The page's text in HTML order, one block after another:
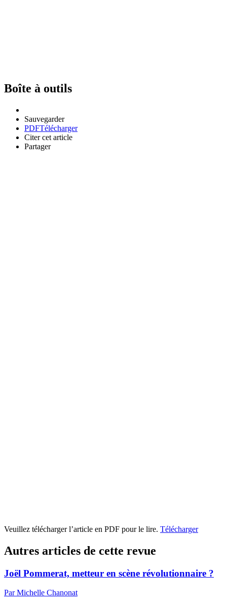
Boîte à outils
Sauvegarder
PDFTélécharger
Citer cet article
Partager
Veuillez télécharger l’article en PDF pour le lire. Télécharger
Autres articles de cette revue
Joël Pommerat, metteur en scène révolutionnaire ?
Par Michelle Chanonat